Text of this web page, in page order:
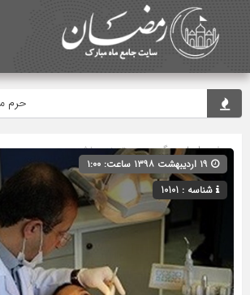
حرم
صفحه اصلی» گروه » دسته‌بندی نشده
شناسه : 10101